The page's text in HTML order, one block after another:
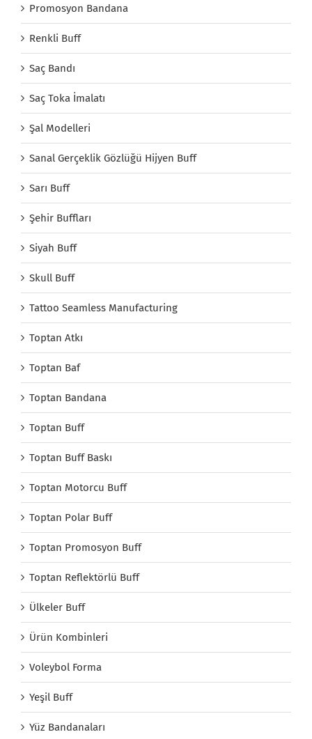
Promosyon Bandana
Renkli Buff
Saç Bandı
Saç Toka İmalatı
Şal Modelleri
Sanal Gerçeklik Gözlüğü Hijyen Buff
Sarı Buff
Şehir Buffları
Siyah Buff
Skull Buff
Tattoo Seamless Manufacturing
Toptan Atkı
Toptan Baf
Toptan Bandana
Toptan Buff
Toptan Buff Baskı
Toptan Motorcu Buff
Toptan Polar Buff
Toptan Promosyon Buff
Toptan Reflektörlü Buff
Ülkeler Buff
Ürün Kombinleri
Voleybol Forma
Yeşil Buff
Yüz Bandanaları